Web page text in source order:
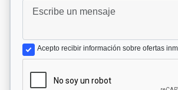
Acepto recibir información sobre ofertas